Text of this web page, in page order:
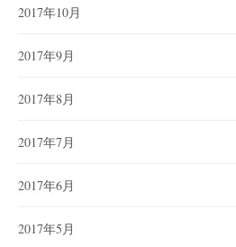
2017年10月
2017年9月
2017年8月
2017年7月
2017年6月
2017年5月